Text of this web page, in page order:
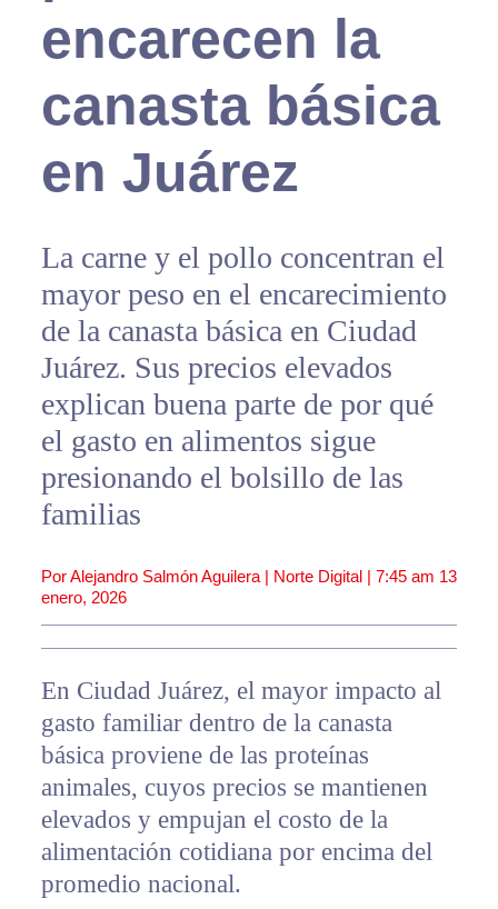
encarecen la
canasta básica
en Juárez
La carne y el pollo concentran el
mayor peso en el encarecimiento
de la canasta básica en Ciudad
Juárez. Sus precios elevados
explican buena parte de por qué
el gasto en alimentos sigue
presionando el bolsillo de las
familias
Por Alejandro Salmón Aguilera | Norte Digital | 7:45 am 13
enero, 2026
En Ciudad Juárez, el mayor impacto al
gasto familiar dentro de la canasta
básica proviene de las proteínas
animales, cuyos precios se mantienen
elevados y empujan el costo de la
alimentación cotidiana por encima del
promedio nacional.